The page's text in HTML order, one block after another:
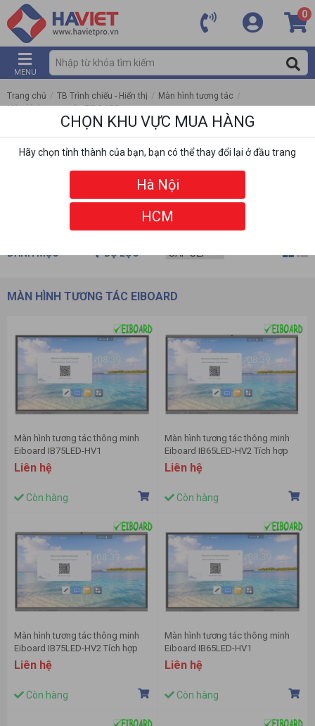
0
MENU
Trang chủ / TB Trình chiếu - Hiển thị / Màn hình tương tác /
Màn hình tương tác EIBOARD
DANH MỤC BỘ LỌC
MÀN HÌNH TƯƠNG TÁC EIBOARD
Màn hình tương tác thông minh
Eiboard IB75LED-HV1
Liên hệ
Còn hàng
Màn hình tương tác thông minh
Eiboard IB65LED-HV2 Tích hợp
camera
Liên hệ
Còn hàng
Màn hình tương tác thông minh
Eiboard IB75LED-HV2 Tích hợp
camera
Liên hệ
Còn hàng
Màn hình tương tác thông minh
Eiboard IB65LED-HV1
Liên hệ
Còn hàng
CHỌN KHU VỰC MUA HÀNG
Hãy chọn tỉnh thành của bạn, bạn có thể thay đổi lại ở đầu trang
Hà Nội
HCM